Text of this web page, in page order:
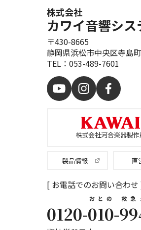
株式会社
カワイ音響シス
〒430-8665
静岡県浜松市中央区寺島
TEL：053-489-7601
株式会社河合楽器製作
製品情報 直
[ お電話でのお問い合わせ
0120-010
おとの
-
救急